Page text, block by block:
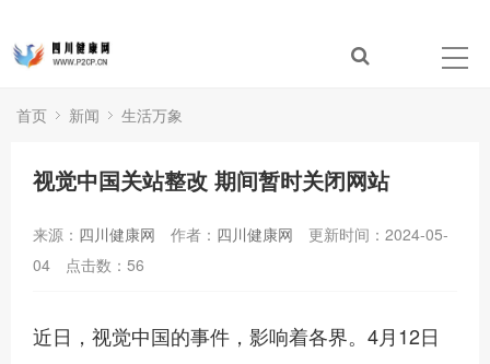
首页 新闻 生活万象
视觉中国关站整改 期间暂时关闭网站
来源： 四川健康网 作者： 四川健康网
更新时间：2024-05-
04
点击数： 56
近日，视觉中国的事件，影响着各界。4月12日